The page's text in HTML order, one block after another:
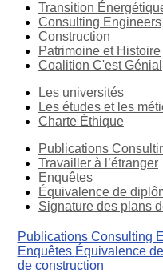
Transition
Consulting Engineers
Construction
Patrimoine et Histoire
Coalition C'est Génial
Les universités
Les études et les
Charte Éthique
Publications
Travailler à l’étranger
Enquêtes
Équivalence de
Signature des plans
Publications Consulting
Enquêtes Équivalence
de construction